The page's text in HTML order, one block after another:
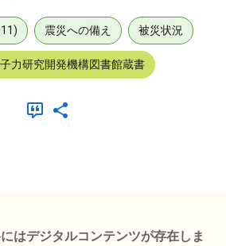
震災への備え 被災状況
力研究開発機構図書館蔵書
はデジタルコンテンツが存在しま